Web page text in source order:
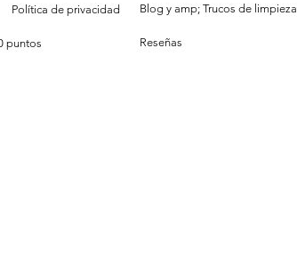
puntos
olítica de privacidad Blog y amp; Trucos de limpieza
Reseñas